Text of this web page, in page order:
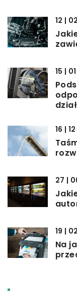
12 |
15 |
16 |
27 |
19 |
Na